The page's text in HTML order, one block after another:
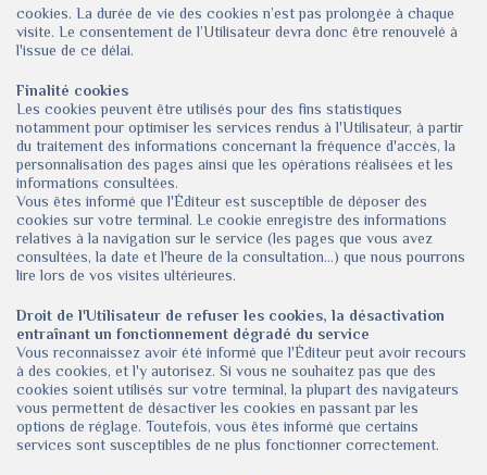
cookies. La durée de vie des cookies n’est pas prolongée à chaque
visite. Le consentement de l’Utilisateur devra donc être renouvelé à
l'issue de ce délai.
Finalité cookies
Les cookies peuvent être utilisés pour des fins statistiques
notamment pour optimiser les services rendus à l'Utilisateur, à partir
du traitement des informations concernant la fréquence d'accès, la
personnalisation des pages ainsi que les opérations réalisées et les
informations consultées.
Vous êtes informé que l'Éditeur est susceptible de déposer des
cookies sur votre terminal. Le cookie enregistre des informations
relatives à la navigation sur le service (les pages que vous avez
consultées, la date et l'heure de la consultation...) que nous pourrons
lire lors de vos visites ultérieures.
Droit de l'Utilisateur de refuser les cookies, la désactivation
entraînant un fonctionnement dégradé du service
Vous reconnaissez avoir été informé que l'Éditeur peut avoir recours
à des cookies, et l'y autorisez. Si vous ne souhaitez pas que des
cookies soient utilisés sur votre terminal, la plupart des navigateurs
vous permettent de désactiver les cookies en passant par les
options de réglage. Toutefois, vous êtes informé que certains
services sont susceptibles de ne plus fonctionner correctement.